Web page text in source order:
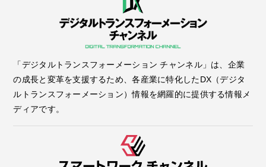
「デジタルトランスフォーメーション チャンネル」は、企業
の成長と変革を支援するため、各産業に特化したDX（デジタ
ルトランスフォーメーション）情報を網羅的に提供する情報メ
ディアです。